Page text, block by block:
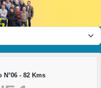
N°06 - 82 Kms